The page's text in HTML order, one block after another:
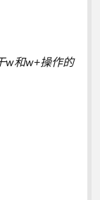
w和w+操作的